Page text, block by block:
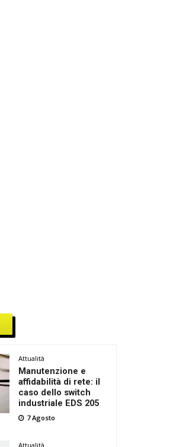
Attualità
Manutenzione e
affidabilità di rete: il
caso dello switch
industriale EDS 205
7 Agosto
Attualità